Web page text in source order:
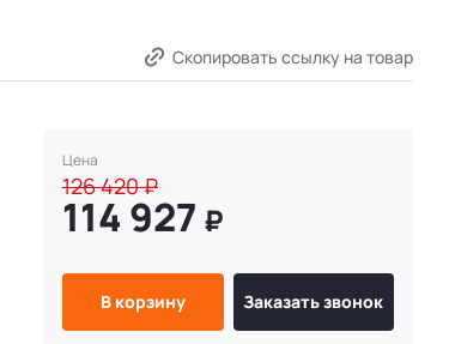
Скопировать ссылку на товар
Цена
126 420₽
114 927 ₽
В корзину Заказать звонок